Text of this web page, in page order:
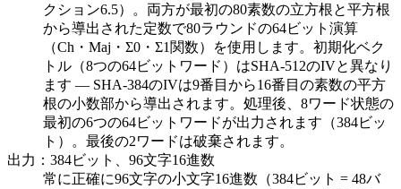
クション6.5）。両方が最初の80素数の立方根と平方根
から導出された定数で80ラウンドの64ビット演算
（Ch・Maj・Σ0・Σ1関数）を使用します。初期化ベク
トル（8つの64ビットワード）はSHA-512のIVと異なり
ます — SHA-384のIVは9番目から16番目の素数の平方
根の小数部から導出されます。処理後、8ワード状態の
最初の6つの64ビットワードが出力されます（384ビッ
ト）。最後の2ワードは破棄されます。
出力：384ビット、96文字16進数
常に正確に96文字の小文字16進数（384ビット = 48バ